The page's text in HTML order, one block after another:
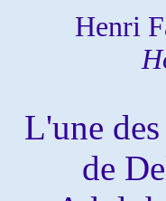
Henri
L'une
de